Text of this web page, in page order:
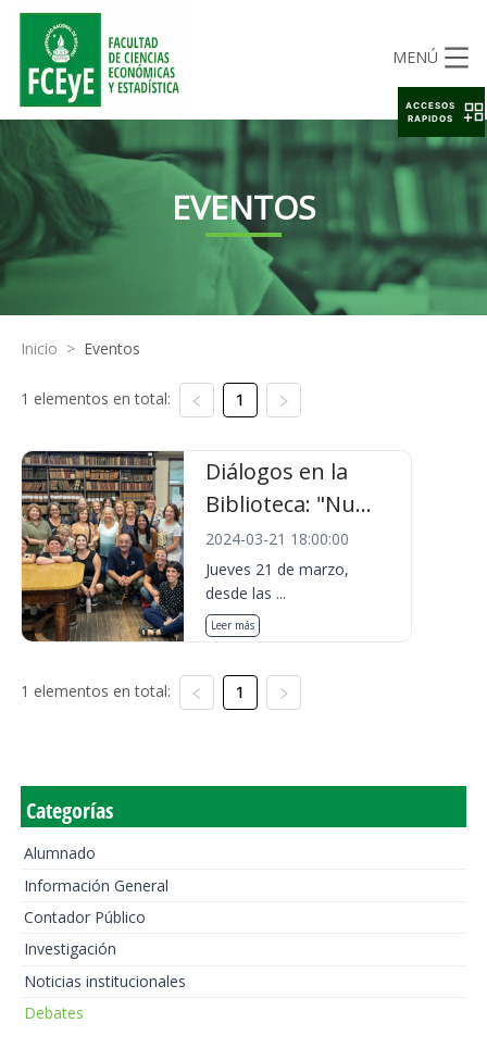
MENÚ
EVENTOS
Inicio > Eventos
1 elementos en total: 1
Diálogos en la
Biblioteca: "Nu...
2024-03-21 18:00:00
Jueves 21 de marzo,
desde las ...
Leer más
1 elementos en total: 1
Categorías
Alumnado
Información General
Contador Público
Investigación
Noticias institucionales
Debates
ACCESOS
RAPIDOS